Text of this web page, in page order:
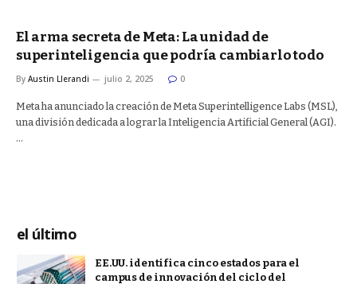
El arma secreta de Meta: La unidad de
superinteligencia que podría cambiarlo todo
By Austin Llerandi julio 2, 2025 0
Meta ha anunciado la creación de Meta Superintelligence Labs (MSL),
una división dedicada a lograr la Inteligencia Artificial General (AGI).
…
el último
EE.UU. identifica cinco estados para el
campus de innovación del ciclo del